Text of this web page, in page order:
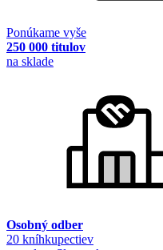
Ponúkame vyše
250 000 titulov
na sklade
Osobný odber
20 kníhkupectiev